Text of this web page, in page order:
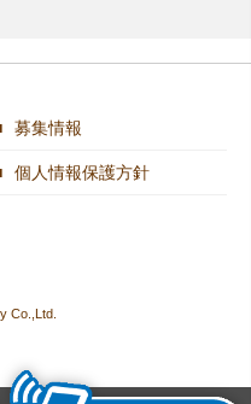
募集情報
個人情報保護方針
Co.,Ltd.